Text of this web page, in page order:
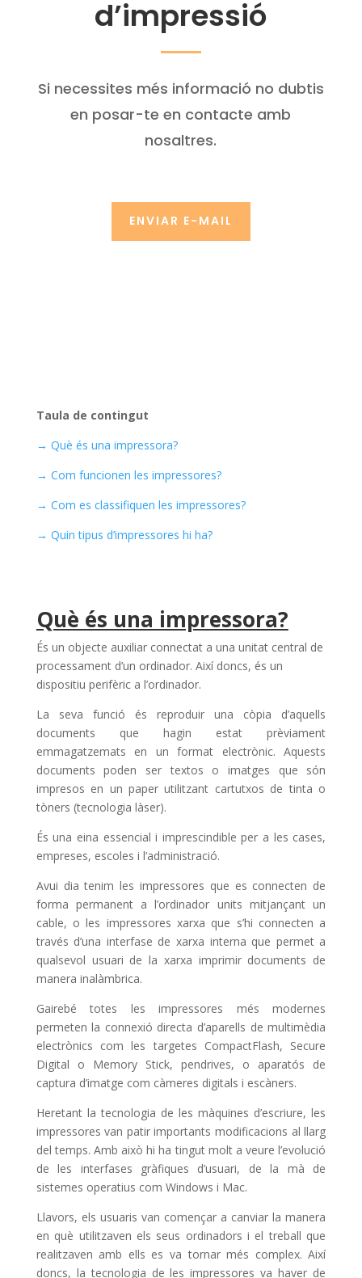
d’impressió
Si necessites més informació no dubtis
en posar-te en contacte amb
nosaltres.
ENVIAR E-MAIL
Taula de contingut
→ Què és una impressora?
→ Com funcionen les impressores?
→ Com es classifiquen les impressores?
→ Quin tipus d’impressores hi ha?
Què és una impressora?
És un objecte auxiliar connectat a una unitat central de
processament d’un ordinador. Així doncs, és un
dispositiu perifèric a l’ordinador.
La seva funció és reproduir una còpia d’aquells
documents que hagin estat prèviament
emmagatzemats en un format electrònic. Aquests
documents poden ser textos o imatges que són
impresos en un paper utilitzant cartutxos de tinta o
tòners (tecnologia làser).
És una eina essencial i imprescindible per a les cases,
empreses, escoles i l’administració.
Avui dia tenim les impressores que es connecten de
forma permanent a l’ordinador units mitjançant un
cable, o les impressores xarxa que s’hi connecten a
través d’una interfase de xarxa interna que permet a
qualsevol usuari de la xarxa imprimir documents de
manera inalàmbrica.
Gairebé totes les impressores més modernes
permeten la connexió directa d’aparells de multimèdia
electrònics com les targetes CompactFlash, Secure
Digital o Memory Stick, pendrives, o aparatós de
captura d’imatge com càmeres digitals i escàners.
Heretant la tecnologia de les màquines d’escriure, les
impressores van patir importants modificacions al llarg
del temps. Amb això hi ha tingut molt a veure l’evolució
de les interfases gràfiques d’usuari, de la mà de
sistemes operatius com Windows i Mac.
Llavors, els usuaris van començar a canviar la manera
en què utilitzaven els seus ordinadors i el treball que
realitzaven amb ells es va tornar més complex. Així
doncs, la tecnologia de les impressores va haver de